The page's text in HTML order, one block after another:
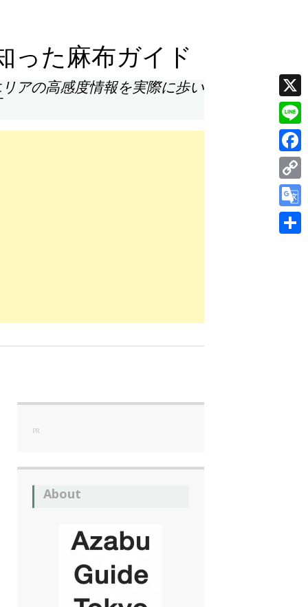
った麻布ガイド
アの高感度情報を実際に歩い
PR
About
X
Line
Link